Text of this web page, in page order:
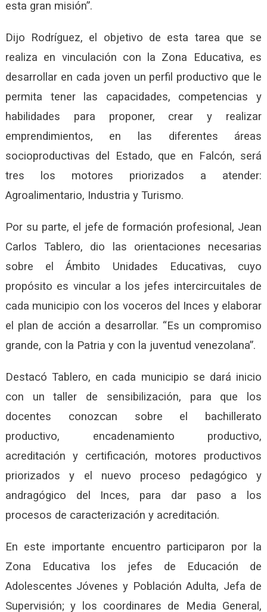
esta gran misión”.
Dijo Rodríguez, el objetivo de esta tarea que se
realiza en vinculación con la Zona Educativa, es
desarrollar en cada joven un perfil productivo que le
permita tener las capacidades, competencias y
habilidades para proponer, crear y realizar
emprendimientos, en las diferentes áreas
socioproductivas del Estado, que en Falcón, será
tres los motores priorizados a atender:
Agroalimentario, Industria y Turismo.
Por su parte, el jefe de formación profesional, Jean
Carlos Tablero, dio las orientaciones necesarias
sobre el Ámbito Unidades Educativas, cuyo
propósito es vincular a los jefes intercircuitales de
cada municipio con los voceros del Inces y elaborar
el plan de acción a desarrollar. “Es un compromiso
grande, con la Patria y con la juventud venezolana”.
Destacó Tablero, en cada municipio se dará inicio
con un taller de sensibilización, para que los
docentes conozcan sobre el bachillerato
productivo, encadenamiento productivo,
acreditación y certificación, motores productivos
priorizados y el nuevo proceso pedagógico y
andragógico del Inces, para dar paso a los
procesos de caracterización y acreditación.
En este importante encuentro participaron por la
Zona Educativa los jefes de Educación de
Adolescentes Jóvenes y Población Adulta, Jefa de
Supervisión; y los coordinares de Media General,